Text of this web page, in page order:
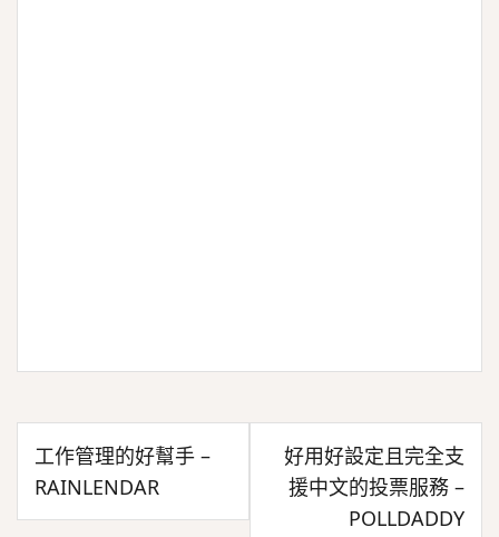
文
章
導
工作管理的好幫手 –
RAINLENDAR
好用好設定且完全支
援中文的投票服務 –
POLLDADDY